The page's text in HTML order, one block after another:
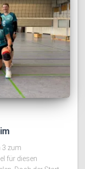
3 zum
für diesen